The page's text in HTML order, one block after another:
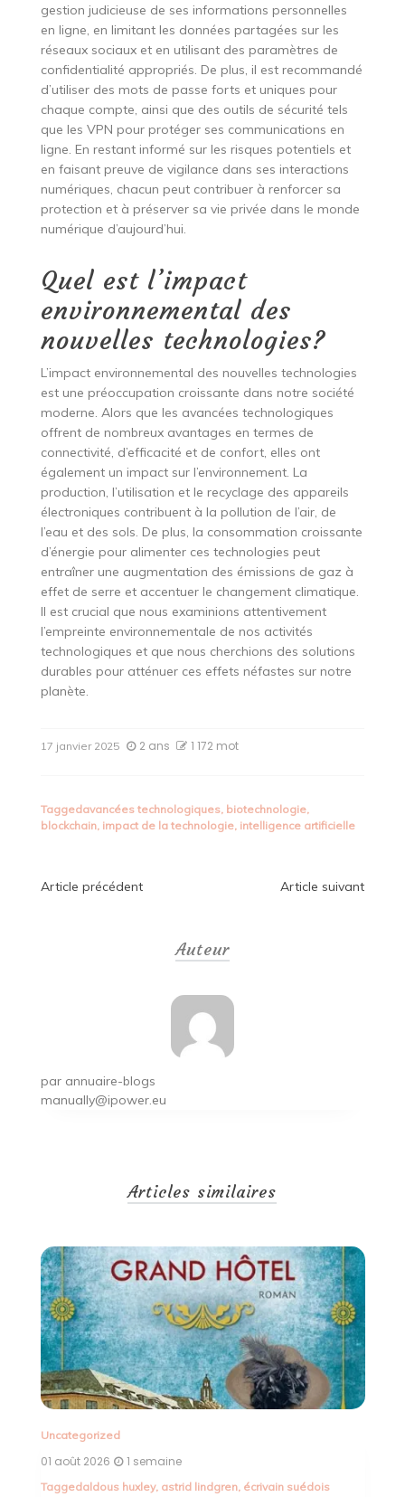
gestion judicieuse de ses informations personnelles
en ligne, en limitant les données partagées sur les
réseaux sociaux et en utilisant des paramètres de
confidentialité appropriés. De plus, il est recommandé
d’utiliser des mots de passe forts et uniques pour
chaque compte, ainsi que des outils de sécurité tels
que les VPN pour protéger ses communications en
ligne. En restant informé sur les risques potentiels et
en faisant preuve de vigilance dans ses interactions
numériques, chacun peut contribuer à renforcer sa
protection et à préserver sa vie privée dans le monde
numérique d’aujourd’hui.
Quel est l’impact
environnemental des
nouvelles technologies?
L’impact environnemental des nouvelles technologies
est une préoccupation croissante dans notre société
moderne. Alors que les avancées technologiques
offrent de nombreux avantages en termes de
connectivité, d’efficacité et de confort, elles ont
également un impact sur l’environnement. La
production, l’utilisation et le recyclage des appareils
électroniques contribuent à la pollution de l’air, de
l’eau et des sols. De plus, la consommation croissante
d’énergie pour alimenter ces technologies peut
entraîner une augmentation des émissions de gaz à
effet de serre et accentuer le changement climatique.
Il est crucial que nous examinions attentivement
l’empreinte environnementale de nos activités
technologiques et que nous cherchions des solutions
durables pour atténuer ces effets néfastes sur notre
planète.
17 janvier 2025 2 ans 1 172 mot
Taggedavancées technologiques, biotechnologie,
blockchain, impact de la technologie, intelligence artificielle
Navigation
Article précédent Article suivant
Auteur
par annuaire-blogs
manually@ipower.eu
Articles similaires